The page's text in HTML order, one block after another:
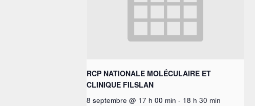
RCP NATIONALE MOLÉCULAIRE ET
CLINIQUE FILSLAN
8 septembre @ 17 h 00 min - 18 h 30 min